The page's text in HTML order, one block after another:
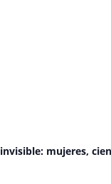
mujeres,